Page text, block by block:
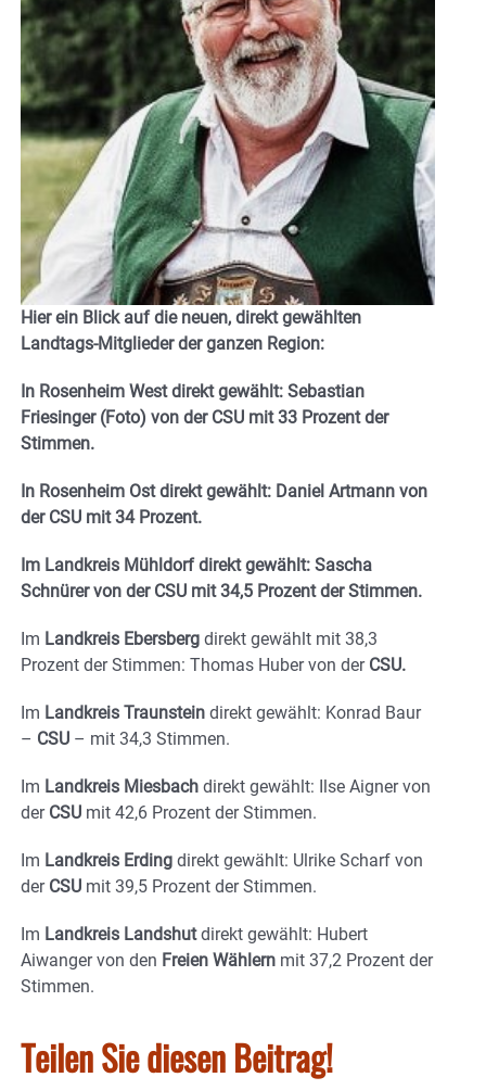
Hier ein Blick auf die neuen, direkt gewählten
Landtags-Mitglieder der ganzen Region:
In Rosenheim West direkt gewählt: Sebastian
Friesinger (Foto) von der CSU mit 33 Prozent der
Stimmen.
In Rosenheim Ost direkt gewählt: Daniel Artmann von
der CSU mit 34 Prozent.
Im Landkreis Mühldorf direkt gewählt: Sascha
Schnürer von der CSU mit 34,5 Prozent der Stimmen.
Im Landkreis Ebersberg direkt gewählt mit 38,3
Prozent der Stimmen: Thomas Huber von der CSU.
Im Landkreis Traunstein direkt gewählt: Konrad Baur
– CSU – mit 34,3 Stimmen.
Im Landkreis Miesbach direkt gewählt: Ilse Aigner von
der CSU mit 42,6 Prozent der Stimmen.
Im Landkreis Erding direkt gewählt: Ulrike Scharf von
der CSU mit 39,5 Prozent der Stimmen.
Im Landkreis Landshutdirekt gewählt: Hubert
Aiwanger von den Freien Wählern mit 37,2 Prozent der
Stimmen.
Teilen Sie diesen Beitrag!